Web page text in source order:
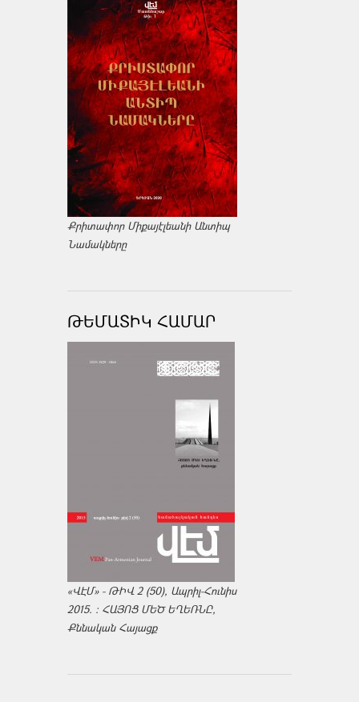
Քրիտափոր Միքայէլեանի Անտիպ
Նամակները
ԹԵՄԱՏԻԿ ՀԱՄԱՐ
«ՎԷՄ» - ԹԻՎ 2 (50), Ապրիլ-Հունիս
2015. : ՀԱՅՈՑ ՄԵԾ ԵՂԵՌՆԸ,
Քննական Հայացք